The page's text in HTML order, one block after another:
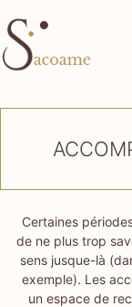
au
contenu
Certaines
de ne plus trop
sens jusque-là
exemple). Les
un espace de